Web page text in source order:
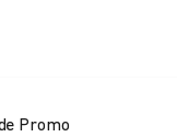
Promo